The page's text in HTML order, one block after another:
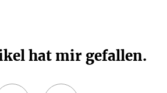
hat mir gefallen.